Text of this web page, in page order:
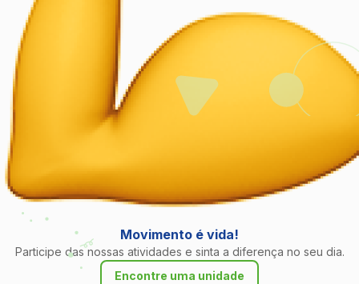
Movimento é vida!
Participe das nossas atividades e sinta a diferença no seu dia.
Encontre uma unidade